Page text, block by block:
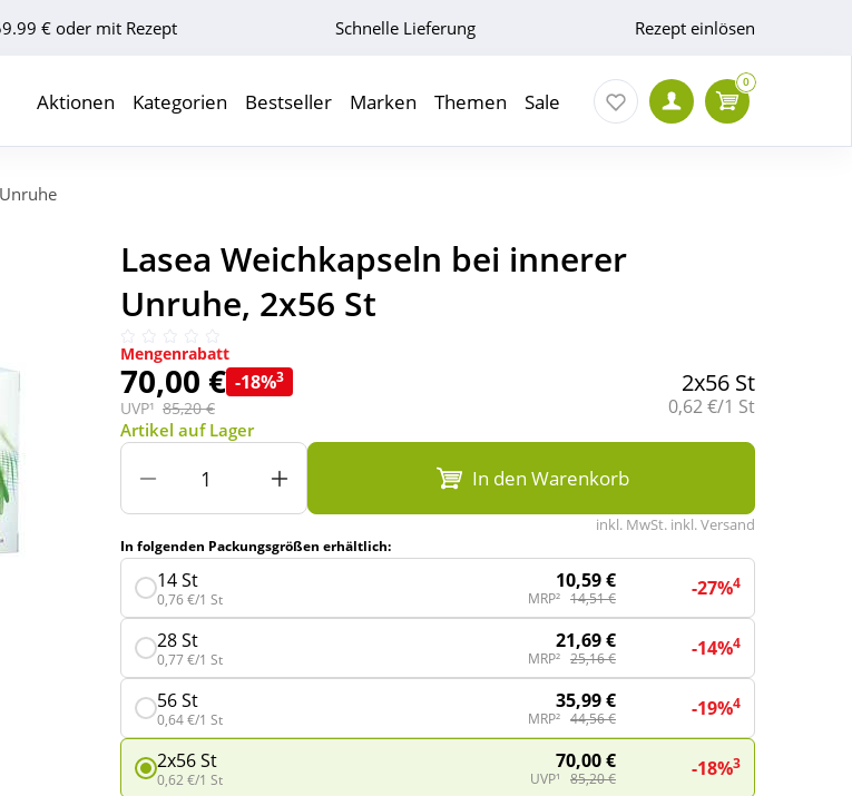
€ oder mit Rezept Schnelle Lieferung Rezept einlösen
Aktionen Kategorien Bestseller Marken Themen Sale
0
Lasea Weichkapseln bei innerer
Unruhe, 2x56 St
Mengenrabatt
70,00 € -18%3
UVP¹ 85,20 €
2x56 St
Grundpreis:
0,62 €/1 St
Artikel auf Lager
In den Warenkorb
inkl. MwSt. inkl. Versand
In folgenden Packungsgrößen erhältlich:
14 St
0,76 €/1 St
10,59 €
MRP² 14,51 € -27%4
28 St
0,77 €/1 St
21,69 €
MRP² 25,16 € -14%4
56 St
0,64 €/1 St
35,99 €
MRP² 44,56 € -19%4
2x56 St
0,62 €/1 St
70,00 €
UVP¹ 85,20 € -18%3